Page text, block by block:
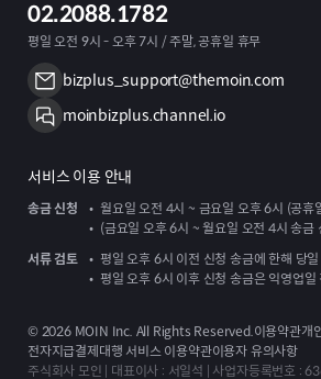
02.2088.1782
평일 오전 9시 - 오후 7시 / 주말, 공휴일 휴무
bizplus_support@themoin.com
moinbizplus.channel.io
서비스 이용 안내
송금 신청
월요일 오전 4시 ~ 금요일 오후 6시 (공휴
(금요일 오후 6시 ~ 월요일 오전 4시 송금
서류 검토
평일 오후 6시 이전 신청 송금에 한해 당
평일 오후 6시 이후 신청 송금은 익영업일
© 2026MOIN Inc. All Rights Reserved.이용약관개
전자지급결제대행 서비스 이용약관이용자 유의사항
주식회사 모인 | 대표이사 : 서일석 | 사업자등록번호 :